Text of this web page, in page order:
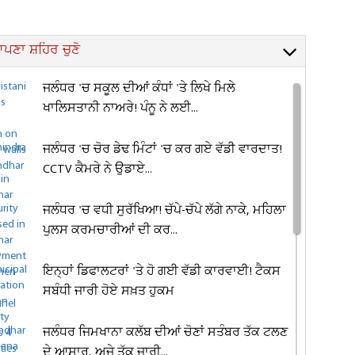
ਸ਼ਹਿਰ ਚੁਣੋ
ਜਲੰਧਰ 'ਚ ਸਕੂਲ ਦੀਆਂ ਕੰਧਾਂ 'ਤੇ ਲਿਖੇ ਮਿਲੇ
ਖਾਲਿਸਤਾਨੀ ਨਾਅਰੇ! ਪੰਨੂ ਨੇ ਲਈ...
ਜਲੰਧਰ 'ਚ ਚੋਰ ਡੇਢ ਮਿੰਟਾਂ 'ਚ ਕਰ ਗਏ ਵੱਡੀ ਵਾਰਦਾਤ!
CCTV ਕੈਮਰੇ ਨੇ ਉਡਾਏ...
ਜਲੰਧਰ 'ਚ ਵਧੀ ਸੁਰੱਖਿਆ! ਚੱਪੇ-ਚੱਪੇ ਲੱਗੇ ਨਾਕੇ, ਮਹਿਲਾ
ਪੁਲਸ ਕਰਮਚਾਰੀਆਂ ਦੀ ਕਰ...
ਇਨ੍ਹਾਂ ਡਿਫਾਲਟਰਾਂ 'ਤੇ ਹੋ ਗਈ ਵੱਡੀ ਕਾਰਵਾਈ! ਟੈਕਸ
ਸਬੰਧੀ ਜਾਰੀ ਹੋਏ ਸਖ਼ਤ ਹੁਕਮ
ਜਲੰਧਰ ਜਿਮਖਾਨਾ ਕਲੱਬ ਦੀਆਂ ਚੋਣਾਂ ਸਤੰਬਰ ਤੱਕ ਟਲਣ